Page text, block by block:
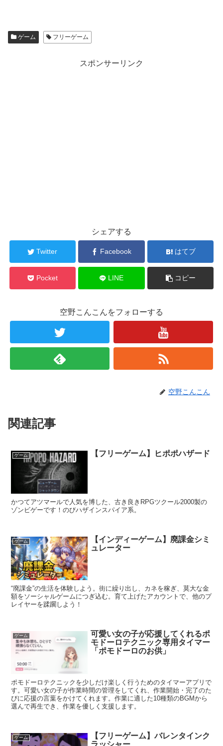
ゲーム フリーゲーム
スポンサーリンク
シェアする
Twitter Facebook はてブ
Pocket LINE コピー
空野こんこんをフォローする
空野こんこん
関連記事
ゲーム 【フリーゲーム】ヒポポハザード
かつてアツマールで人気を博した、古き良きRPGツクール2000製の
ゾンビゲーです！のびハザインスパイア系。
ゲーム
【インディーゲーム】廃課金シミ
ュレーター
“廃課金”の生活を体験しよう。街に繰り出し、カネを稼ぎ、莫大な金
額をソーシャルゲームにつぎ込む。育て上げたアカウントで、他のプ
レイヤーを蹂躙しよう！
ゲーム
可愛い女の子が応援してくれるポ
モドーロテクニック専用タイマー
「ポモドーロのお供」
ポモドーロテクニックを少しだけ楽しく行うためのタイマーアプリで
す。可愛い女の子が作業時間の管理をしてくれ、作業開始・完了のた
びに応援の言葉をかけてくれます。作業に適した10種類のBGMから
選んで再生でき、作業を優しく支援します。
ゲーム
【フリーゲーム】バレンタインク